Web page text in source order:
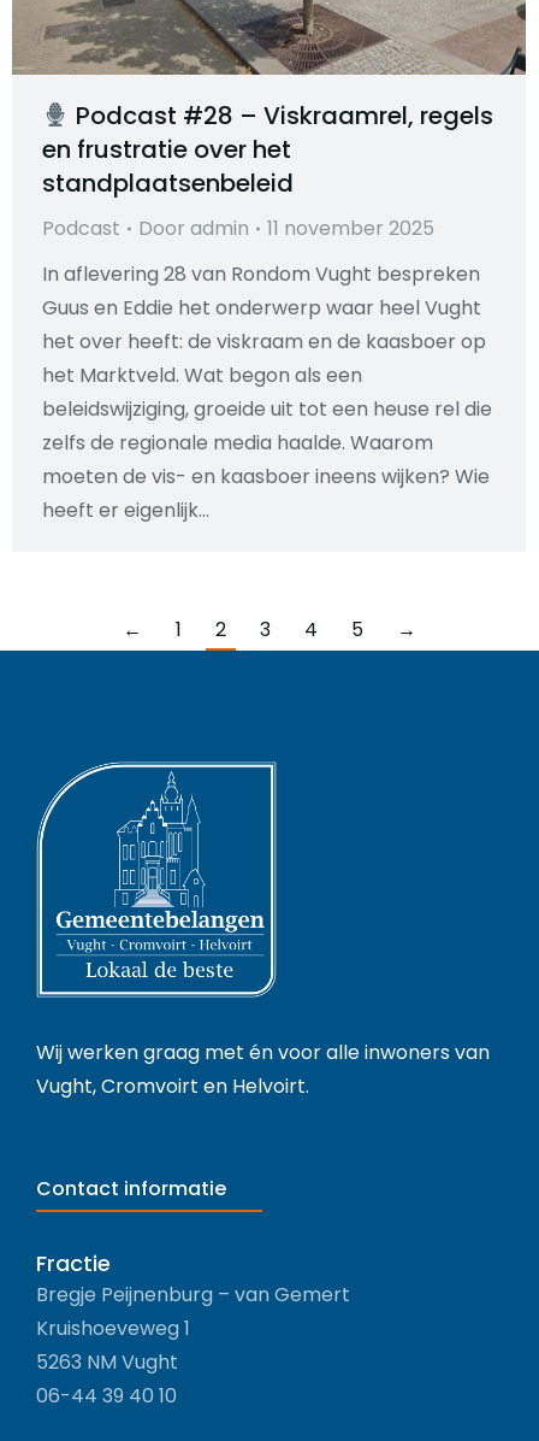
Podcast #28 – Viskraamrel, regels
en frustratie over het
standplaatsenbeleid
Podcast Door admin
11 november 2025
In aflevering 28 van Rondom Vught bespreken
Guus en Eddie het onderwerp waar heel Vught
het over heeft: de viskraam en de kaasboer op
het Marktveld. Wat begon als een
beleidswijziging, groeide uit tot een heuse rel die
zelfs de regionale media haalde. Waarom
moeten de vis- en kaasboer ineens wijken? Wie
heeft er eigenlijk…
← 1 2 3 4 5 →
Wij werken graag met én voor alle inwoners van
Vught, Cromvoirt en Helvoirt.
Contact informatie
Fractie
Bregje Peijnenburg – van Gemert
Kruishoeveweg 1
5263 NM Vught
06-44 39 40 10